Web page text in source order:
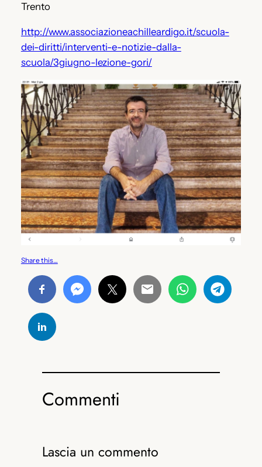
Trento
http://www.associazioneachilleardigo.it/scuola-
dei-diritti/interventi-e-notizie-dalla-
scuola/3giugno-lezione-gori/
Share this…
Commenti
Lascia un commento